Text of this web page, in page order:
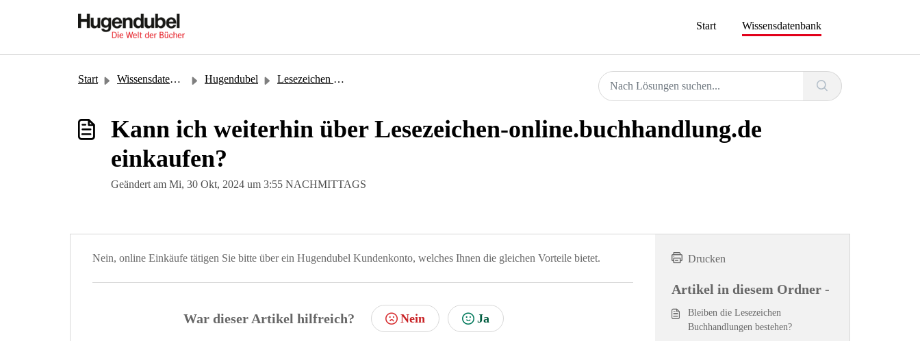
Start
Wissensdatenbank
Start Wissensdatenbank Hugendubel Lesezeichen Buchhandlung
Kann ich weiterhin über Lesezeichen-online.buchhandlung.de
einkaufen?
Geändert am Mi, 30 Okt, 2024 um 3:55 NACHMITTAGS
Nein, online Einkäufe tätigen Sie bitte über ein Hugendubel Kundenkonto, welches Ihnen die gleichen Vorteile bietet.
War dieser Artikel hilfreich? Nein Ja
Drucken
Artikel in diesem Ordner -
Bleiben die Lesezeichen
Buchhandlungen bestehen?